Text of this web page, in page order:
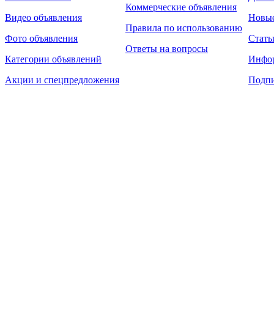
Видео объявления
Фото объявления
Категории объявлений
Акции и спецпредложения
Коммерческие объявления
Правила по использованию
Ответы на вопросы